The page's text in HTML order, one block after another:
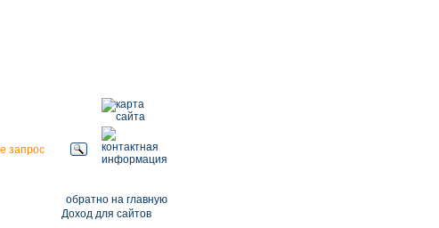
обратно на главную
Доход для сайтов